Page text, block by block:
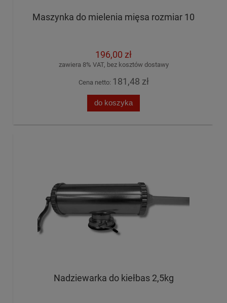
Maszynka do mielenia mięsa rozmiar 10
196,00 zł
zawiera 8% VAT, bez kosztów dostawy
Cena netto: 181,48 zł
do koszyka
Nadziewarka do kiełbas 2,5kg